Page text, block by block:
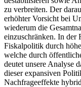
zu verbreiten. Der
erhöhter Vorsicht bei
wiederum die
einzuschränken. In
Fiskalpolitik durch
welche durch
deutet unsere Analyse
dieser expansiven
Nachfrageeffekte